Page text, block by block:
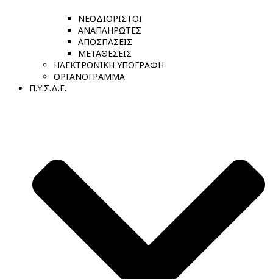
ΝΕΟΔΙΟΡΙΣΤΟΙ
ΑΝΑΠΛΗΡΩΤΕΣ
ΑΠΟΣΠΑΣΕΙΣ
ΜΕΤΑΘΕΣΕΙΣ
ΗΛΕΚΤΡΟΝΙΚΗ ΥΠΟΓΡΑΦΗ
ΟΡΓΑΝΟΓΡΑΜΜΑ
Π.Υ.Σ.Δ.Ε.